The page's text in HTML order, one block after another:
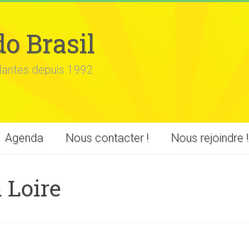
Brasil
depuis 1992
Agenda Nous contacter ! Nous rejoindre !
Loire